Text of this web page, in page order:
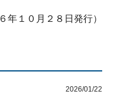
年１０月２８日発行）
2026/01/22